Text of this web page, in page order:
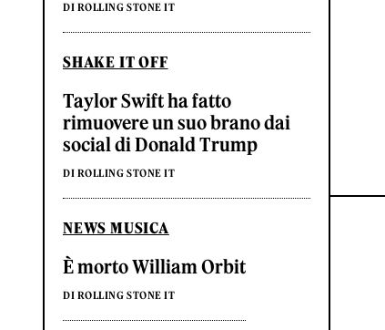
DI ROLLING STONE IT
SHAKE IT OFF
Taylor Swift ha fatto
rimuovere un suo brano dai
social di Donald Trump
DI ROLLING STONE IT
NEWS MUSICA
È morto William Orbit
DI ROLLING STONE IT